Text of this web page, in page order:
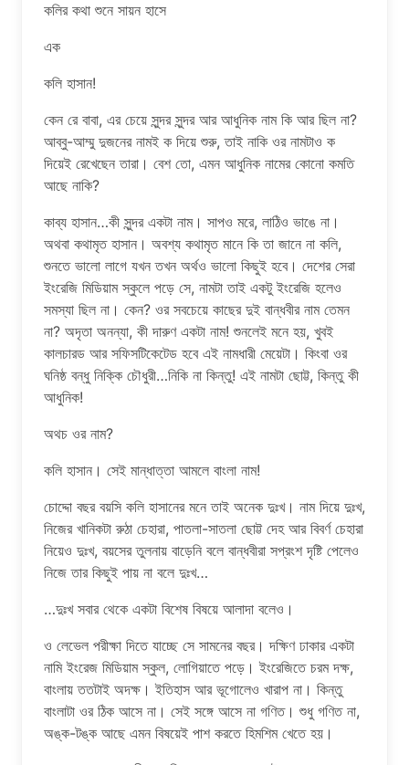
কলির কথা শুনে সায়ন হাসে
এক
কলি হাসান!
কেন রে বাবা, এর চেয়ে সুন্দর সুন্দর আর আধুনিক নাম কি আর ছিল না?
আব্বু-আম্মু দুজনের নামই ক দিয়ে শুরু, তাই নাকি ওর নামটাও ক
দিয়েই রেখেছেন তারা। বেশ তো, এমন আধুনিক নামের কোনো কমতি
আছে নাকি?
কাব্য হাসান…কী সুন্দর একটা নাম। সাপও মরে, লাঠিও ভাঙে না।
অথবা কথামৃত হাসান। অবশ্য কথামৃত মানে কি তা জানে না কলি,
শুনতে ভালো লাগে যখন তখন অর্থও ভালো কিছুই হবে। দেশের সেরা
ইংরেজি মিডিয়াম স্কুলে পড়ে সে, নামটা তাই একটু ইংরেজি হলেও
সমস্যা ছিল না। কেন? ওর সবচেয়ে কাছের দুই বান্ধবীর নাম তেমন
না? অদৃতা অনন্যা, কী দারুণ একটা নাম! শুনলেই মনে হয়, খুবই
কালচারড আর সফিসটিকেটেড হবে এই নামধারী মেয়েটা। কিংবা ওর
ঘনিষ্ঠ বন্ধু নিক্কি চৌধুরী…নিকি না কিন্তু! এই নামটা ছোট্ট, কিন্তু কী
আধুনিক!
অথচ ওর নাম?
কলি হাসান। সেই মান্ধাত্তা আমলে বাংলা নাম!
চোদ্দো বছর বয়সি কলি হাসানের মনে তাই অনেক দুঃখ। নাম দিয়ে দুঃখ,
নিজের খানিকটা রুঠা চেহারা, পাতলা-সাতলা ছোট্ট দেহ আর বিবর্ণ চেহারা
নিয়েও দুঃখ, বয়সের তুলনায় বাড়েনি বলে বান্ধবীরা সপ্রংশ দৃষ্টি পেলেও
নিজে তার কিছুই পায় না বলে দুঃখ…
…দুঃখ সবার থেকে একটা বিশেষ বিষয়ে আলাদা বলেও।
ও লেভেল পরীক্ষা দিতে যাচ্ছে সে সামনের বছর। দক্ষিণ ঢাকার একটা
নামি ইংরেজ মিডিয়াম স্কুল, লোগিয়াতে পড়ে। ইংরেজিতে চরম দক্ষ,
বাংলায় ততটাই অদক্ষ। ইতিহাস আর ভূগোলেও খারাপ না। কিন্তু
বাংলাটা ওর ঠিক আসে না। সেই সঙ্গে আসে না গণিত। শুধু গণিত না,
অঙ্ক-টঙ্ক আছে এমন বিষয়েই পাশ করতে হিমশিম খেতে হয়।